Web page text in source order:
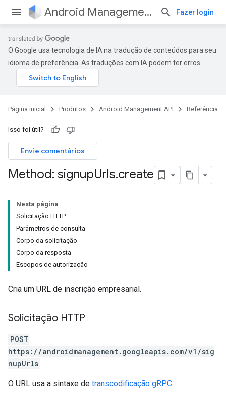
Android Management API Fazer login
O Google usa tecnologia de IA na tradução de conteúdos para seu
idioma de preferência. As traduções com IA podem ter erros.
Página inicial Produtos Android Management API Referência
Isso foi útil?
Envie comentários
Method: signupUrls.create
Nesta página
Solicitação HTTP
Parâmetros de consulta
Corpo da solicitação
Corpo da resposta
Escopos de autorização
Cria um URL de inscrição empresarial.
Solicitação HTTP
POST
https://androidmanagement.googleapis.com/v1/sig
nupUrls
O URL usa a sintaxe de transcodificação gRPC.